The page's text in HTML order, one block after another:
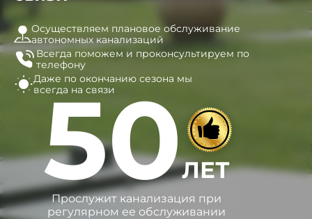
Осуществляем плановое обслуживание
автономных канализаций
Всегда поможем и проконсультируем по
телефону
Даже по окончанию сезона мы
всегда на связи
50ЛЕТ
Прослужит канализация при
регулярном ее обслуживании